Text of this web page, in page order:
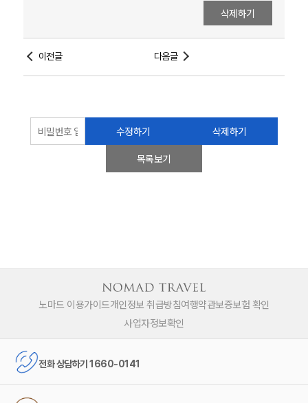
삭제하기
이전글 다음글
수정하기
삭제하기
목록보기
노마드 이용가이드개인정보 취급방침여행약관보증보험 확인
사업자정보확인
전화 상담하기 1660-0141